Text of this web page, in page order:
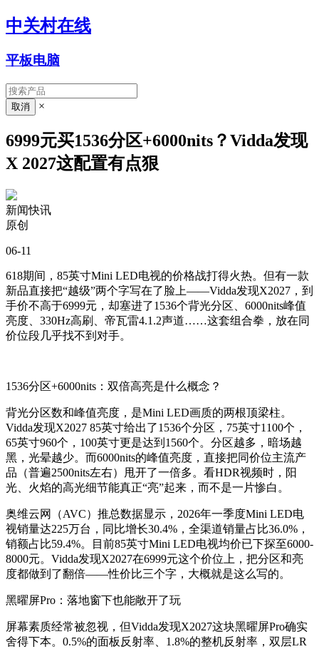
中关村在线
平板电脑
×
6999元买1536分区+6000nits？Vidda发现
X 2027这配置有点狠
新闻快讯
原创
06-11
618期间，85英寸Mini LED电视的价格战打得火热。但有一款
新品直接把“越级”两个字写在了脸上——Vidda发现X2027，到
手价不高于6999元，却塞进了1536个背光分区、6000nits峰值
亮度、330Hz高刷、帝瓦雷4.1.2声道……这套组合拳，放在同
价位段几乎找不到对手。
1536分区+6000nits：双倍高亮是什么概念？
背光分区数和峰值亮度，是Mini LED画质的两根顶梁柱。
Vidda发现X2027 85英寸给出了1536个分区，75英寸1100个，
65英寸960个，100英寸更是达到1560个。分区越多，暗场越
黑，光晕越少。而6000nits的峰值亮度，直接把同价位主流产
品（普遍2500nits左右）甩开了一倍多。看HDR视频时，阳
光、火焰的高光细节能真正“亮”起来，而不是一片惨白。
奥维云网（AVC）推总数据显示，2026年一季度Mini LED电
视销量达225万台，同比增长30.4%，全渠道销量占比36.0%，
销额占比59.4%。目前85英寸Mini LED电视均价已下探至6000-
8000元。Vidda发现X2027在6999元这个价位上，把分区和亮
度都做到了翻倍——性价比三个字，大概就是这么写的。
黑曜屏Pro：落地窗下也能敞开了玩
屏幕素质经常被忽视，但Vidda发现X2027这块黑曜屏Pro确实
舍得下本。0.5%的面板反射率、1.8%的整机反射率，双层LR